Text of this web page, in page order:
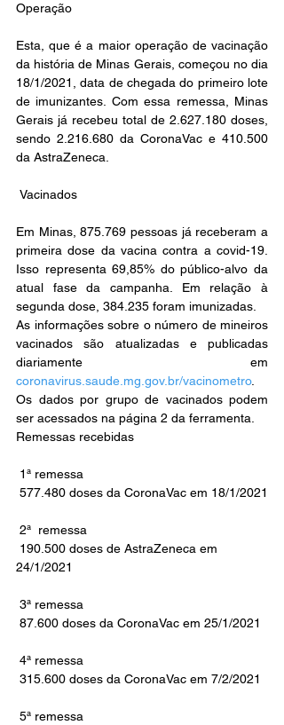
Operação
Esta, que é a maior operação de vacinação
da história de Minas Gerais, começou no dia
18/1/2021, data de chegada do primeiro lote
de imunizantes. Com essa remessa, Minas
Gerais já recebeu total de 2.627.180 doses,
sendo 2.216.680 da CoronaVac e 410.500
da AstraZeneca.
Vacinados
Em Minas, 875.769 pessoas já receberam a
primeira dose da vacina contra a covid-19.
Isso representa 69,85% do público-alvo da
atual fase da campanha. Em relação à
segunda dose, 384.235 foram imunizadas.
As informações sobre o número de mineiros
vacinados são atualizadas e publicadas
coronavirus.saude.mg.gov.br/vacinometro.
Os dados por grupo de vacinados podem
ser acessados na página 2 da ferramenta.
Remessas recebidas
1ª remessa
577.480 doses da CoronaVac em 18/1/2021
2ª  remessa
24/1/2021
3ª remessa
87.600 doses da CoronaVac em 25/1/2021
4ª remessa
315.600 doses da CoronaVac em 7/2/2021
5ª remessa